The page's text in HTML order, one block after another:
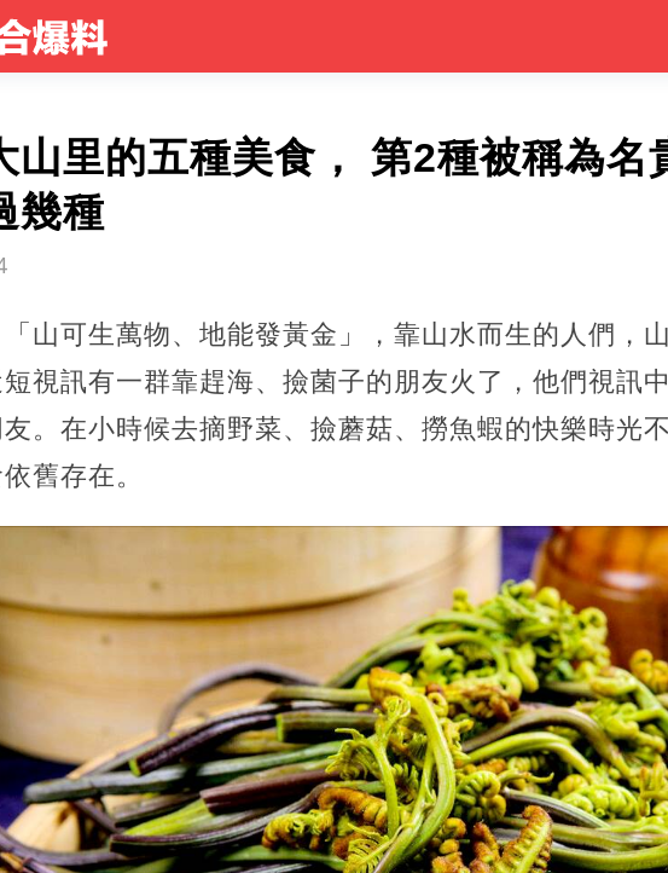
山里的五種美食， 第2種被稱為名
幾種
山可生萬物、地能發黃金」，靠山水而生的人們，
視訊有一群靠趕海、撿菌子的朋友火了，他們視訊
。在小時候去摘野菜、撿蘑菇、撈魚蝦的快樂時光
舊存在。